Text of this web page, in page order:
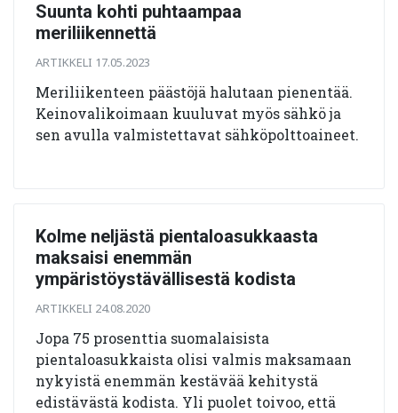
Suunta kohti puhtaampaa
meriliikennettä
ARTIKKELI 17.05.2023
Meriliikenteen päästöjä halutaan pienentää.
Keinovalikoimaan kuuluvat myös sähkö ja
sen avulla valmistettavat sähköpolttoaineet.
Kolme neljästä pientaloasukkaasta
maksaisi enemmän
ympäristöystävällisestä kodista
ARTIKKELI 24.08.2020
Jopa 75 prosenttia suomalaisista
pientaloasukkaista olisi valmis maksamaan
nykyistä enemmän kestävää kehitystä
edistävästä kodista. Yli puolet toivoo, että